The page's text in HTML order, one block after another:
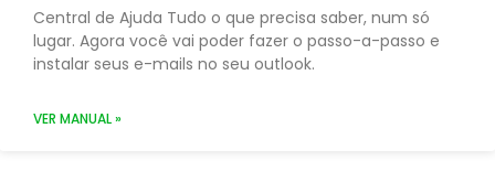
Central de Ajuda Tudo o que precisa saber, num só
lugar. Agora você vai poder fazer o passo-a-passo e
instalar seus e-mails no seu outlook.
VER MANUAL »